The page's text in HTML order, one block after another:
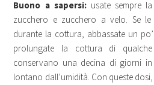
Buono a sapersi:usate sempre
zucchero e zucchero a velo. Se le
durante la cottura, abbassate un
prolungate la cottura di
conservano una decina di giorni
lontano dall’umidità. Con queste